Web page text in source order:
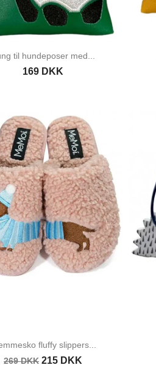
til hundeposer med...
169 DKK
fluffy slippers...
269 DKK 215 DKK